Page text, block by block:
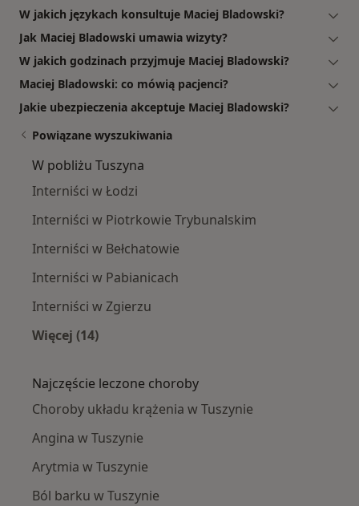
W jakich językach konsultuje Maciej Bladowski?
Jak Maciej Bladowski umawia wizyty?
W jakich godzinach przyjmuje Maciej Bladowski?
Maciej Bladowski: co mówią pacjenci?
Jakie ubezpieczenia akceptuje Maciej Bladowski?
Powiązane wyszukiwania
W pobliżu Tuszyna
Interniści w Łodzi
Interniści w Piotrkowie Trybunalskim
Interniści w Bełchatowie
Interniści w Pabianicach
Interniści w Zgierzu
Więcej (14)
Najczęście leczone choroby
Choroby układu krążenia w Tuszynie
Angina w Tuszynie
Arytmia w Tuszynie
Ból barku w Tuszynie